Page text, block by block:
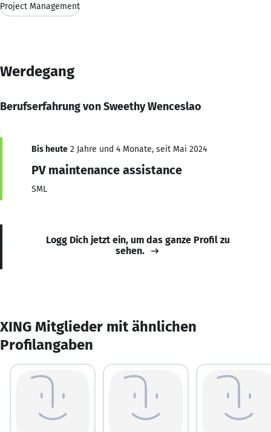
Project Management
Werdegang
Berufserfahrung von Sweethy Wenceslao
Bis heute 2 Jahre und 4 Monate, seit Mai 2024
PV maintenance assistance
SML
Logg Dich jetzt ein, um das ganze Profil zu
sehen.
XING Mitglieder mit ähnlichen
Profilangaben